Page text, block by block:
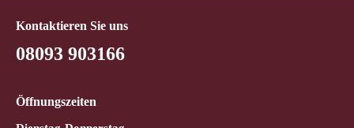
Kontaktieren Sie uns
08093 903166
Öffnungszeiten